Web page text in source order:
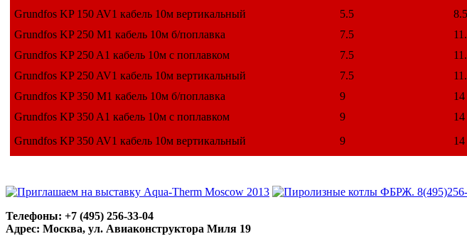
Grundfos KP 150 AV1 кабель 10м вертикальный
5.5 8.5
Grundfos KP 250 М1 кабель 10м б/поплавка
7.5
Grundfos KP 250 A1 кабель 10м с поплавком
7.5
Grundfos KP 250 AV1 кабель 10м вертикальный
7.5
Grundfos KP 350 М1 кабель 10м б/поплавка
9 14
Grundfos KP 350 A1 кабель 10м с поплавком
9 14
Grundfos KP 350 AV1 кабель 10м вертикальный
9 14
Телефоны: +7 (495) 256-33-04
Адрес: Москва, ул. Авиаконструктора Миля 19